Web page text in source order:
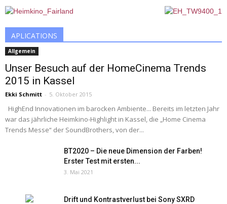
APLICATIONS
Allgemein
Unser Besuch auf der HomeCinema Trends
2015 in Kassel
Ekki Schmitt - 5. Oktober 2015
HighEnd Innovationen im barocken Ambiente... Bereits im letzten Jahr
war das jährliche Heimkino-Highlight in Kassel, die „Home Cinema
Trends Messe“ der SoundBrothers, von der...
BT2020 – Die neue Dimension der Farben!
Erster Test mit ersten...
3. Mai 2021
Drift und Kontrastverlust bei Sony SXRD